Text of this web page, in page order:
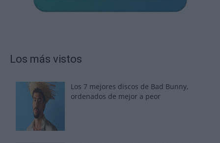
Los más vistos
Los 7 mejores discos de Bad Bunny,
ordenados de mejor a peor